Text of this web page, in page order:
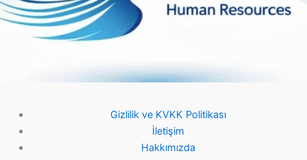
Gizlilik ve KVKK Politikası
İletişim
Hakkımızda